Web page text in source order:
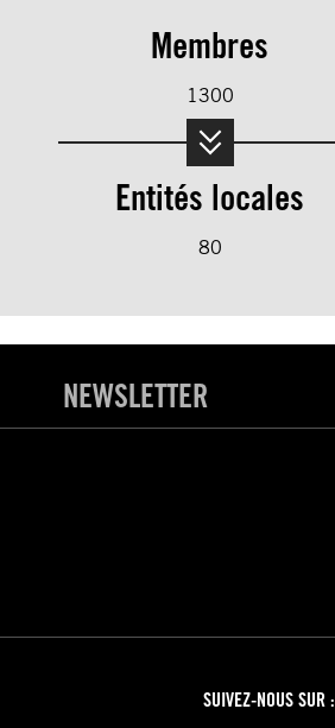
Membres
1300
Entités locales
80
NEWSLETTER
SUIVEZ-NOUS SUR :